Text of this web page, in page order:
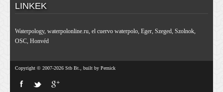
LINKEK
Waterpology, waterpolonline.ru, el cuervo waterpolo, Eger, Szeged, Szolnok,
OSC, Honvéd
Copyright © 2007-2026 Stb Bt., built by Pernick